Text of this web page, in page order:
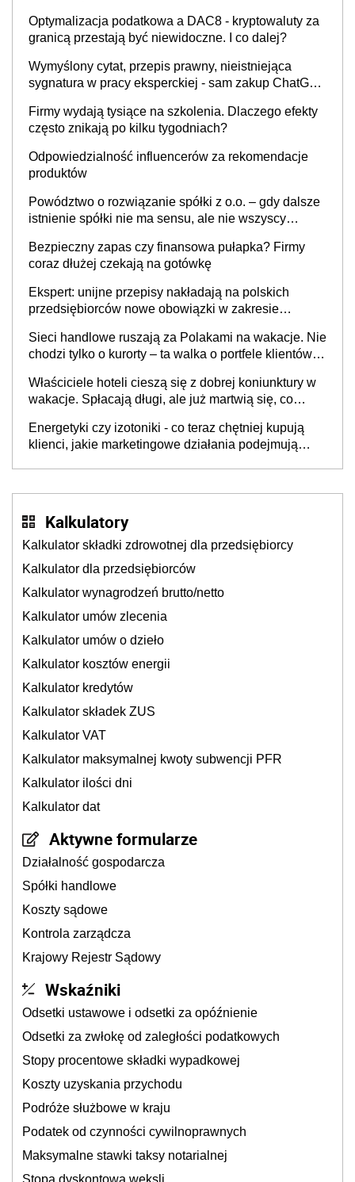
Optymalizacja podatkowa a DAC8 - kryptowaluty za
granicą przestają być niewidoczne. I co dalej?
Wymyślony cytat, przepis prawny, nieistniejąca
sygnatura w pracy eksperckiej - sam zakup ChatGPT
Firmy wydają tysiące na szkolenia. Dlaczego efekty
często znikają po kilku tygodniach?
Odpowiedzialność influencerów za rekomendacje
produktów
Powództwo o rozwiązanie spółki z o.o. – gdy dalsze
istnienie spółki nie ma sensu, ale nie wszyscy
Bezpieczny zapas czy finansowa pułapka? Firmy
coraz dłużej czekają na gotówkę
Ekspert: unijne przepisy nakładają na polskich
przedsiębiorców nowe obowiązki w zakresie
Sieci handlowe ruszają za Polakami na wakacje. Nie
chodzi tylko o kurorty – ta walka o portfele klientów
cichu
Właściciele hoteli cieszą się z dobrej koniunktury w
wakacje. Spłacają długi, ale już martwią się, co
Energetyki czy izotoniki - co teraz chętniej kupują
klienci, jakie marketingowe działania podejmują
Kalkulatory
Kalkulator składki zdrowotnej dla przedsiębiorcy
Kalkulator dla przedsiębiorców
Kalkulator wynagrodzeń brutto/netto
Kalkulator umów zlecenia
Kalkulator umów o dzieło
Kalkulator kosztów energii
Kalkulator kredytów
Kalkulator składek ZUS
Kalkulator VAT
Kalkulator maksymalnej kwoty subwencji PFR
Kalkulator ilości dni
Kalkulator dat
Aktywne formularze
Działalność gospodarcza
Spółki handlowe
Koszty sądowe
Kontrola zarządcza
Krajowy Rejestr Sądowy
Wskaźniki
Odsetki ustawowe i odsetki za opóźnienie
Odsetki za zwłokę od zaległości podatkowych
Stopy procentowe składki wypadkowej
Koszty uzyskania przychodu
Podróże służbowe w kraju
Podatek od czynności cywilnoprawnych
Maksymalne stawki taksy notarialnej
Stopa dyskontowa weksli